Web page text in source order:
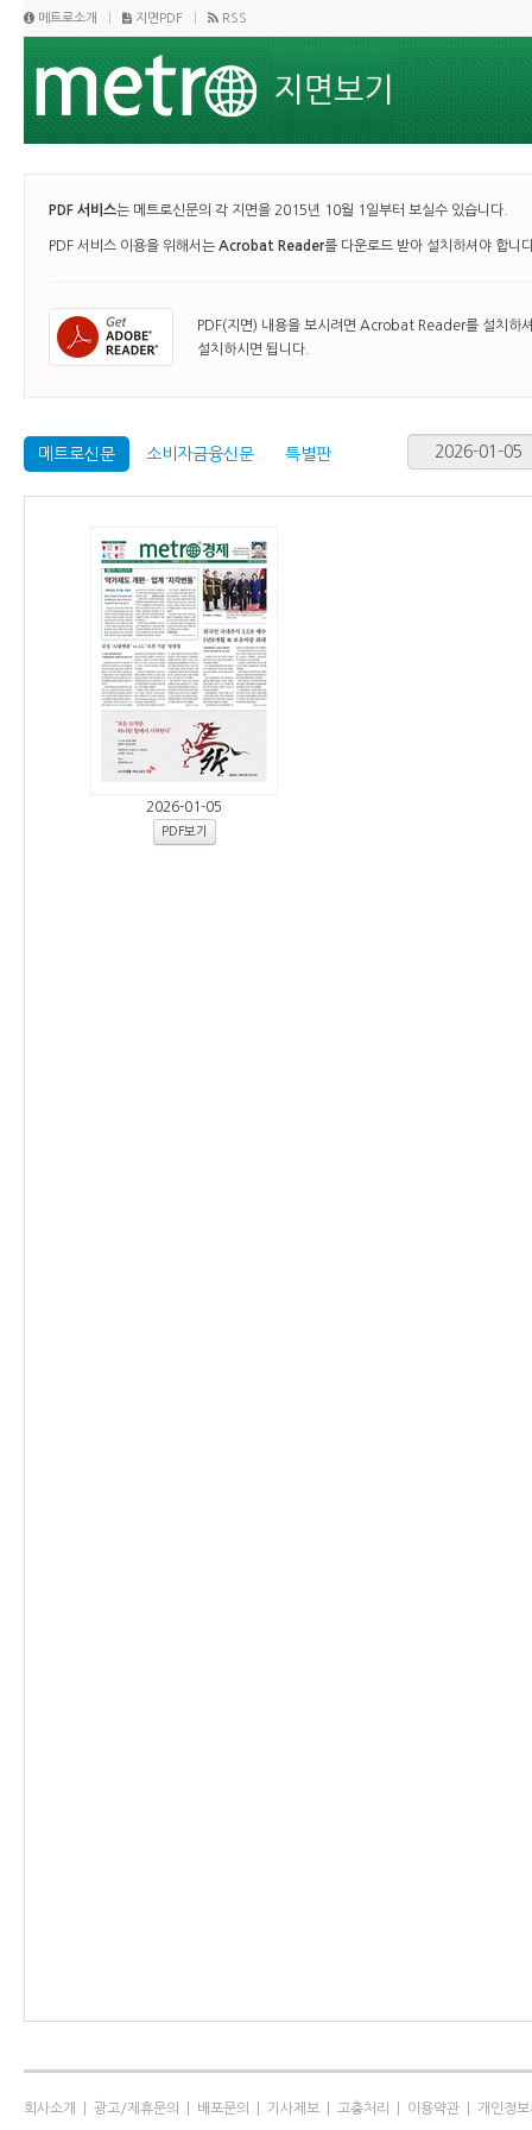
메트로소개 지면PDF RSS
PDF 서비스는 메트로신문의 각 지면을 2015년 10월 1일부터 보실수 있습니다.
PDF 서비스 이용을 위해서는 Acrobat Reader를 다운로드 받아 설치하셔야 합니
PDF(지면) 내용을 보시려면 Acrobat Reader를 설치
설치하시면 됩니다.
메트로신문 소비자금융신문 특별판
2026-01-05
PDF보기
회사소개 광고/제휴문의 배포문의 기사제보 고충처리 이용약관 개인정